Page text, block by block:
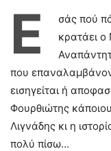
Ε
σάς πού
κρατάει ο
που
εισηγείται ή
Φουρθιώτης
Λιγνάδης κι η
πολύ πίσω…